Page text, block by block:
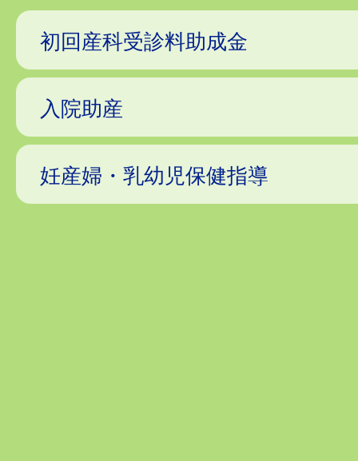
初回産科受診料助成金
入院助産
妊産婦・乳幼児保健指導